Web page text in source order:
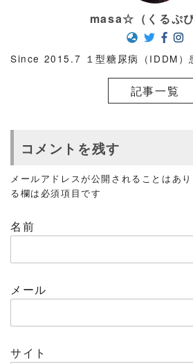
masa☆（くるぷぴ
Since 2015.7 １型糖尿病（IDDM）
記事一覧
コメントを残す
メールアドレスが公開されることはあり
る欄は必須項目です
名前
メール
サイト